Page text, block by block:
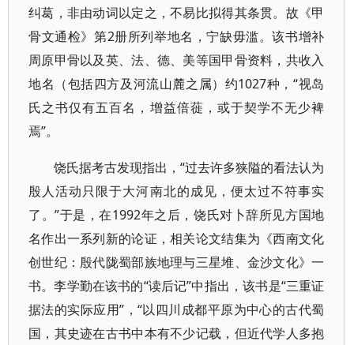
纠葛，非由动词以定之，不易比拟得其条贯。故《甲
骨文通检》第2册所列举地名，宁缺毋滥。该书增补
周原甲骨以及英、法、德、美等国甲骨资料，共收入
地名（包括四方及河流山麓之属）约1027种，“视岛
氏之书仅有五百名，增益倍蓰，或于契学不无少裨
焉”。
饶氏据考古发现指出，“过去许多狭隘的看法认为
殷人活动只限于大河南北的成见，便太过不符事实
了。”于是，在1992年之后，饶氏对卜辞所见方国地
名作出一系列新的论证，相关论文结集为《西南文化
创世纪：殷代陇蜀部族地理与三星堆、金沙文化》一
书。李学勤在该书的“读后记”中指出，该书是“三重证
据法的实际应用”，“以四川成都平原为中心的古代蜀
国，其史迹在古书中本有不少记载，但近代学人多抱